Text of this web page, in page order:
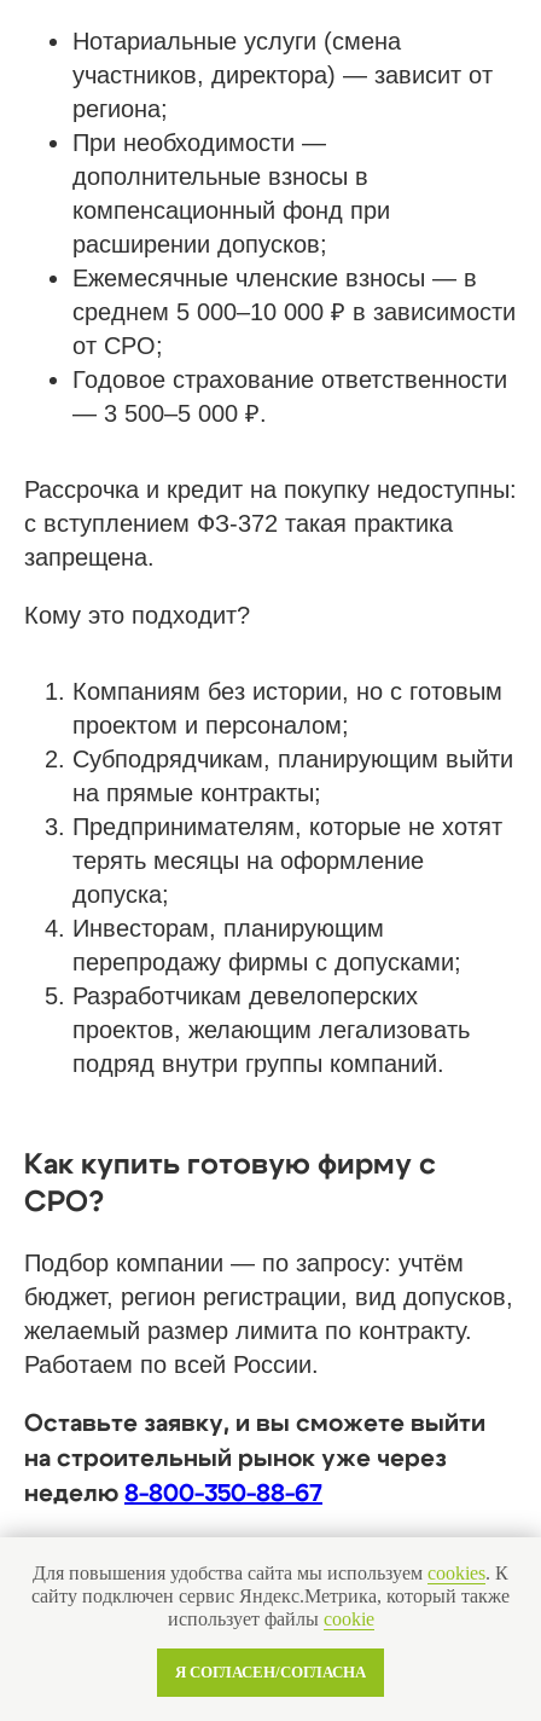
Для повышения удобства сайта мы используем cookies. К
сайту подключен сервис Яндекс.Метрика, который также
использует файлы cookie
Я СОГЛАСЕН/СОГЛАСНА
Нотариальные услуги (смена
участников, директора) — зависит от
региона;
При необходимости —
дополнительные взносы в
компенсационный фонд при
расширении допусков;
Ежемесячные членские взносы — в
среднем 5 000–10 000 ₽ в зависимости
от СРО;
Годовое страхование ответственности
— 3 500–5 000 ₽.
Рассрочка и кредит на покупку недоступны:
с вступлением ФЗ-372 такая практика
запрещена.
Кому это подходит?
Компаниям без истории, но с готовым
проектом и персоналом;
Субподрядчикам, планирующим выйти
на прямые контракты;
Предпринимателям, которые не хотят
терять месяцы на оформление
допуска;
Инвесторам, планирующим
перепродажу фирмы с допусками;
Разработчикам девелоперских
проектов, желающим легализовать
подряд внутри группы компаний.
Как купить готовую фирму с
СРО?
Подбор компании — по запросу: учтём
бюджет, регион регистрации, вид допусков,
желаемый размер лимита по контракту.
Работаем по всей России.
Оставьте заявку, и вы сможете выйти
на строительный рынок уже через
неделю 8-800-350-88-67
Оставить заявку